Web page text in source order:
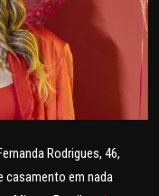
Rodrigues, 46,
casamento em nada